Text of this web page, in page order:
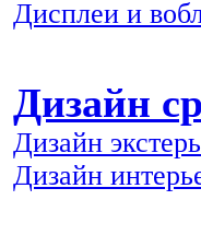
Дисплеи и
Дизайн
Дизайн
Дизайн